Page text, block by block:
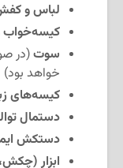
لباس و
کیسه‌خواب
سوت(در
خواهد بود)
کیسه‌های
دستمال
دستکش
ابزار